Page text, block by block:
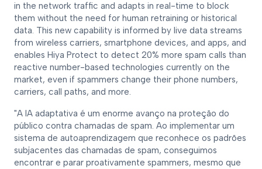
in the network traffic and adapts in real-time to block
them without the need for human retraining or historical
data. This new capability is informed by live data streams
from wireless carriers, smartphone devices, and apps, and
enables Hiya Protect to detect 20% more spam calls than
reactive number-based technologies currently on the
market, even if spammers change their phone numbers,
carriers, call paths, and more.
"A IA adaptativa é um enorme avanço na proteção do
público contra chamadas de spam. Ao implementar um
sistema de autoaprendizagem que reconhece os padrões
subjacentes das chamadas de spam, conseguimos
encontrar e parar proativamente spammers, mesmo que